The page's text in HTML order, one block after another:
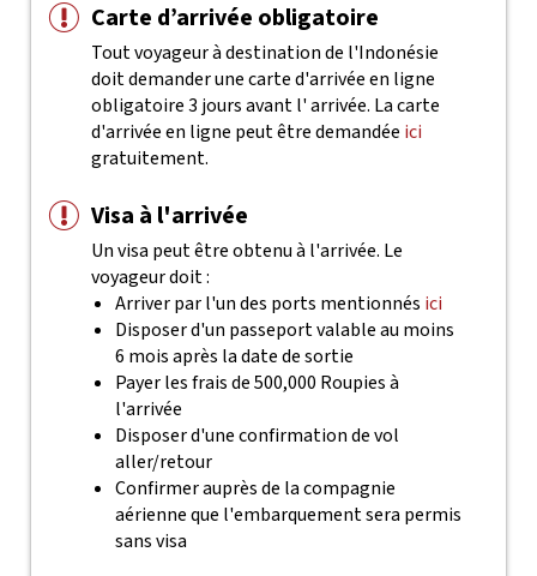
Carte d’arrivée obligatoire
Tout voyageur à destination de l'Indonésie
doit demander une carte d'arrivée en ligne
obligatoire 3 jours avant l' arrivée. La carte
d'arrivée en ligne peut être demandée ici
gratuitement.
Visa à l'arrivée
Un visa peut être obtenu à l'arrivée. Le
voyageur doit :
Arriver par l'un des ports mentionnés ici
Disposer d'un passeport valable au moins
6 mois après la date de sortie
Payer les frais de 500,000 Roupies à
l'arrivée
Disposer d'une confirmation de vol
aller/retour
Confirmer auprès de la compagnie
aérienne que l'embarquement sera permis
sans visa